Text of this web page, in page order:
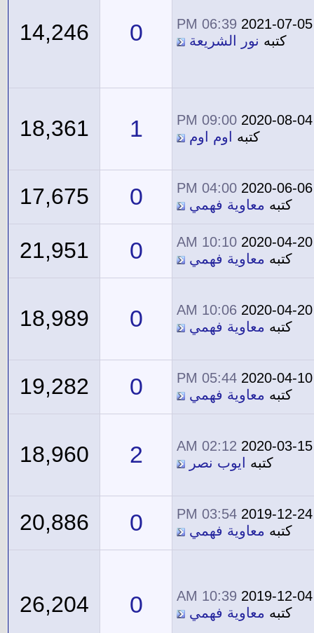
2021-07-05
06:39 PM
كتبه نور الشريعة 0
14,246
2020-08-04
09:00 PM
كتبه
اوم اوم 1
18,361
2020-06-06
04:00 PM
كتبه معاوية فهمي 0
17,675
2020-04-20
10:10 AM
كتبه معاوية فهمي 0
21,951
2020-04-20
10:06 AM
كتبه معاوية فهمي 0
18,989
2020-04-10
05:44 PM
كتبه معاوية فهمي 0
19,282
2020-03-15
02:12 AM
كتبه
ايوب نصر 2
18,960
2019-12-24
03:54 PM
كتبه معاوية فهمي 0
20,886
2019-12-04
10:39 AM
كتبه معاوية فهمي 0
26,204